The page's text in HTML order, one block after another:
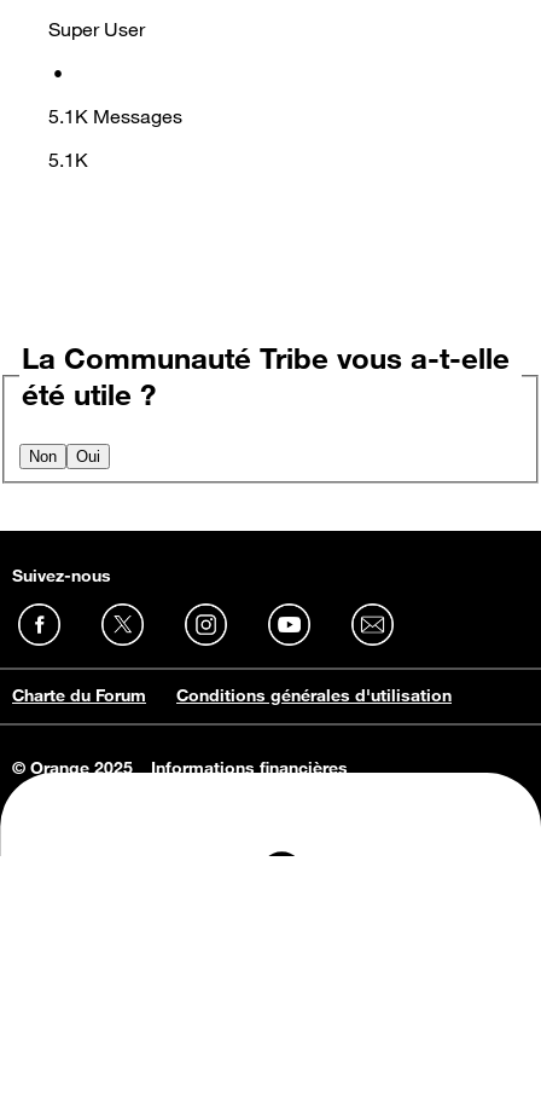
Super User
•
5.1K Messages
5.1K
La Communauté Tribe vous a-t-elle
été utile ?
Non Oui
Suivez-nous
Charte du Forum Conditions générales d'utilisation
© Orange 2025
Informations financières